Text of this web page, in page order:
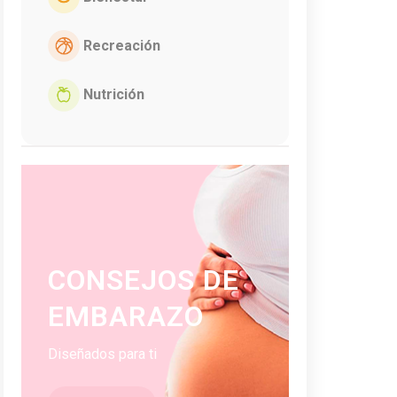
Recreación
Nutrición
CONSEJOS DE
EMBARAZO
Diseñados para ti